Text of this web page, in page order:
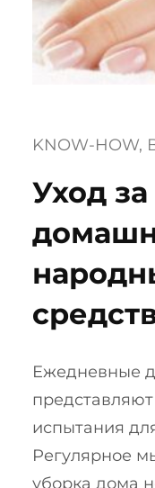
KNOW-HOW,
Уход
Ежедневные
испытания
Регулярное
уборка дома